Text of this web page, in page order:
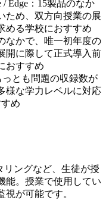
/ Edge：15製品のなか
ため、双方向授業の展
める学校におすすめ
なかで、唯一初年度の
開に際して正式導入前
おすすめ
っとも問題の収録数が
様な学力レベルに対応
め
リングなど、生徒が授
能。授業で使用してい
が可能です。